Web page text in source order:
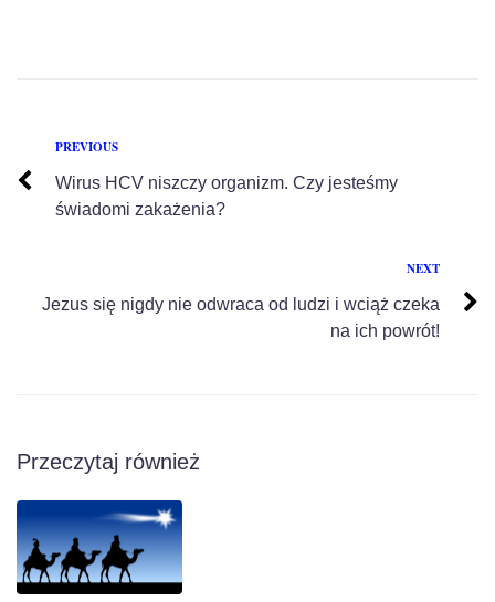
PREVIOUS
Wirus HCV niszczy organizm. Czy jesteśmy
świadomi zakażenia?
NEXT
Jezus się nigdy nie odwraca od ludzi i wciąż czeka
na ich powrót!
Przeczytaj również